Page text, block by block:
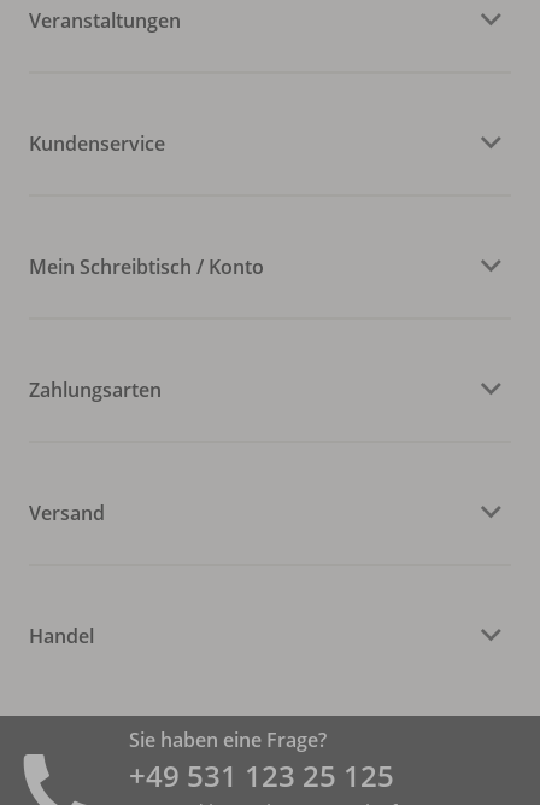
Veranstaltungen
Kundenservice
Mein Schreibtisch / Konto
Zahlungsarten
Versand
Handel
Sie haben eine Frage?
+49 531 ­123 25 125